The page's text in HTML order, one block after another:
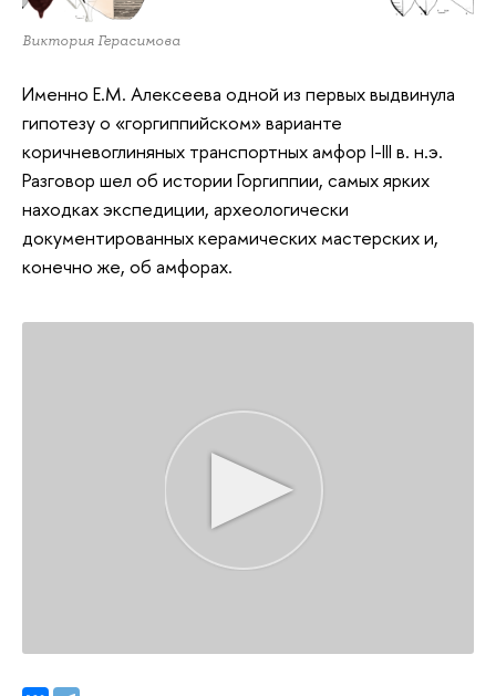
Виктория Герасимова
Именно Е.М. Алексеева одной из первых выдвинула
гипотезу о «горгиппийском» варианте
коричневоглиняных транспортных амфор I-III в. н.э.
Разговор шел об истории Горгиппии, самых ярких
находках экспедиции, археологически
документированных керамических мастерских и,
конечно же, об амфорах.